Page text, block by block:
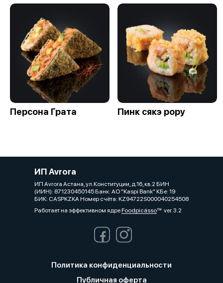
Персона Грата Пинк сякэ рору
ИП Avrora
ИП Avrora Астана, ул.Конституции, д.16, кв.2 БИН
(ИИН): 871230450145 Банк: АО "Kaspi Bank" КБе: 19
БИК: CASPKZKA Номер счёта: KZ94722S000040254508
Работает на эффективном ядреFoodpicássover. 3.2
Политика конфиденциальности
Публичная оферта